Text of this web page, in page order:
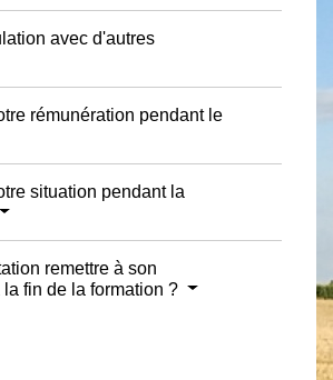
avec d'autres
rémunération pendant le
situation pendant la
remettre à son
fin de la formation ?